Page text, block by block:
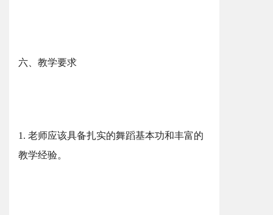
六、教学要求
1. 老师应该具备扎实的舞蹈基本功和丰富的
教学经验。